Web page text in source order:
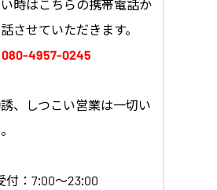
時はこちらの携帯電話か
させていただきます。
080-4957-0245
、しつこい営業は一切い
付：7:00～23:00